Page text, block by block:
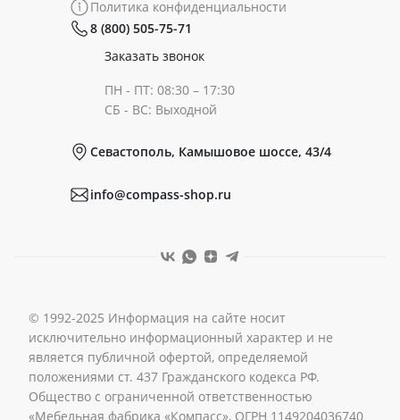
Политика конфиденциальности
8 (800) 505-75-71
Заказать звонок
ПН - ПТ: 08:30 – 17:30
СБ - ВС: Выходной
Севастополь, Камышовое шоссе, 43/4
info@compass-shop.ru
© 1992-2025 Информация на сайте носит
исключительно информационный характер и не
является публичной офертой, определяемой
положениями ст. 437 Гражданского кодекса РФ.
Общество с ограниченной ответственностью
«Мебельная фабрика «Компасс», ОГРН 1149204036740